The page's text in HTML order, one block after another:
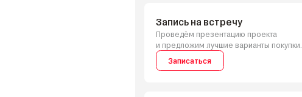
Запись на встречу
Проведём презентацию проекта
и предложим лучшие варианты покупки.
Записаться